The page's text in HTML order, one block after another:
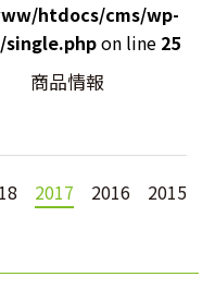
htdocs/cms/wp-
on line 25
商品情報
2017 2016 2015